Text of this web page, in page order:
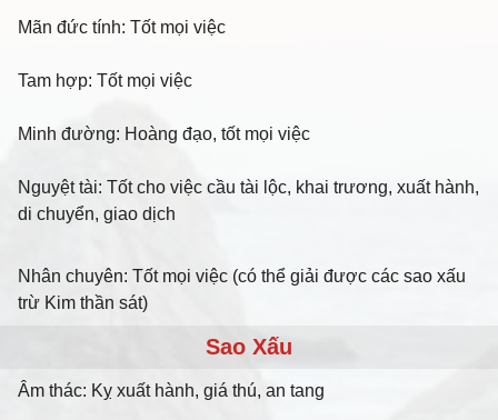
Mãn đức tính: Tốt mọi việc
Tam hợp: Tốt mọi việc
Minh đường: Hoàng đạo, tốt mọi việc
Nguyệt tài: Tốt cho việc cầu tài lộc, khai trương, xuất hành,
di chuyển, giao dịch
Nhân chuyên: Tốt mọi việc (có thể giải được các sao xấu
trừ Kim thần sát)
Sao Xấu
Âm thác: Kỵ xuất hành, giá thú, an tang